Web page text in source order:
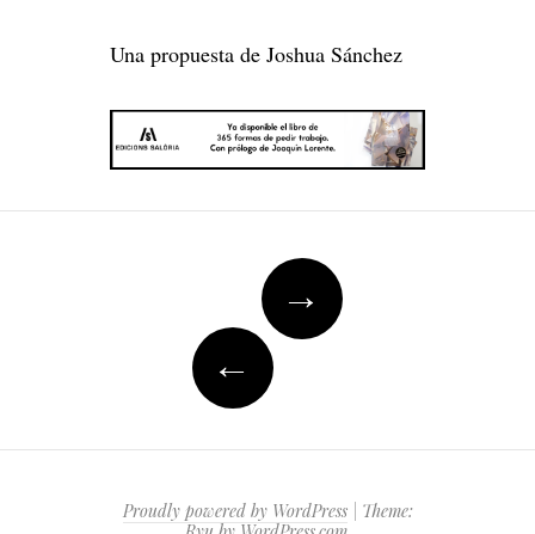
Una propuesta de Joshua Sánchez
navigation
→
←
Proudly powered by WordPress
Theme: